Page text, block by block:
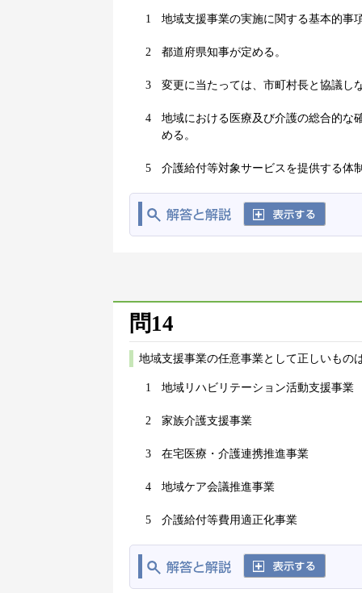
1 地域支援事業の実施に関する基本的事
2 都道府県知事が定める。
3 変更に当たっては、市町村長と協議し
4
地域における医療及び介護の総合的な
める。
5 介護給付等対象サービスを提供する体
問14
地域支援事業の任意事業として正しいもの
1 地域リハビリテーション活動支援事業
2 家族介護支援事業
3 在宅医療・介護連携推進事業
4 地域ケア会議推進事業
5 介護給付等費用適正化事業